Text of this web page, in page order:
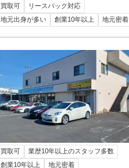
買取可
リースバック対応
地元出身が多い
創業10年以上 地元密着
買取可
業歴10年以上のスタッフ多数
創業10年以上
地元密着